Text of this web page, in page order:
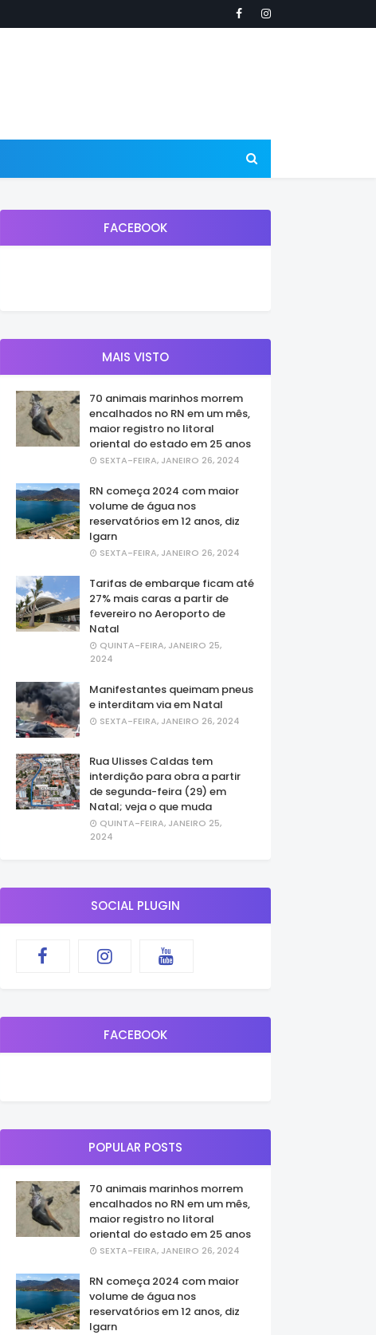
FACEBOOK
MAIS VISTO
70 animais marinhos morrem
encalhados no RN em um mês,
maior registro no litoral
oriental do estado em 25 anos
SEXTA-FEIRA, JANEIRO 26, 2024
RN começa 2024 com maior
volume de água nos
reservatórios em 12 anos, diz
Igarn
SEXTA-FEIRA, JANEIRO 26, 2024
Tarifas de embarque ficam até
27% mais caras a partir de
fevereiro no Aeroporto de
Natal
QUINTA-FEIRA, JANEIRO 25,
2024
Manifestantes queimam pneus
e interditam via em Natal
SEXTA-FEIRA, JANEIRO 26, 2024
Rua Ulisses Caldas tem
interdição para obra a partir
de segunda-feira (29) em
Natal; veja o que muda
QUINTA-FEIRA, JANEIRO 25,
2024
SOCIAL PLUGIN
FACEBOOK
POPULAR POSTS
70 animais marinhos morrem
encalhados no RN em um mês,
maior registro no litoral
oriental do estado em 25 anos
SEXTA-FEIRA, JANEIRO 26, 2024
RN começa 2024 com maior
volume de água nos
reservatórios em 12 anos, diz
Igarn